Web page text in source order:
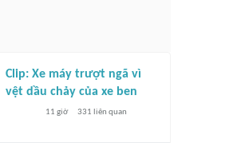
Clip: Xe máy trượt ngã vì
vệt dầu chảy của xe ben
11 giờ 331 liên quan